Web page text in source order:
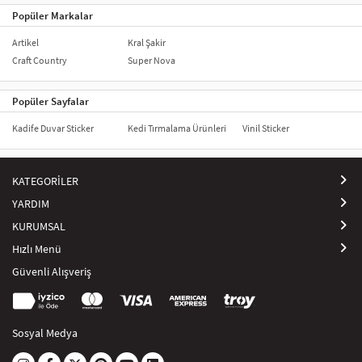
Popüler Markalar
Artikel
Craft Country
Kral Şakir
Super Nova
Popüler Sayfalar
Kadife Duvar Sticker Kedi Tırmalama Ürünleri Vinil Sticker
KATEGORİLER
YARDIM
KURUMSAL
Hızlı Menü
Güvenli Alışveriş
Sosyal Medya